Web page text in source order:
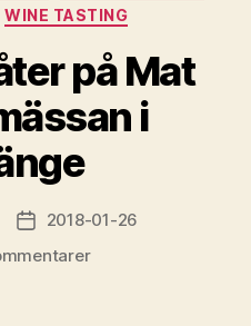
WINE TASTING
på Mat
i
Inläggsdatum
2018-01-26
till